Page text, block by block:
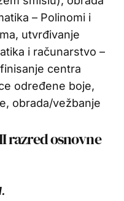
– Polinomi i
utvrđivanje
i računarstvo –
centra
određene boje,
obrada/vežbanje
razred osnovne